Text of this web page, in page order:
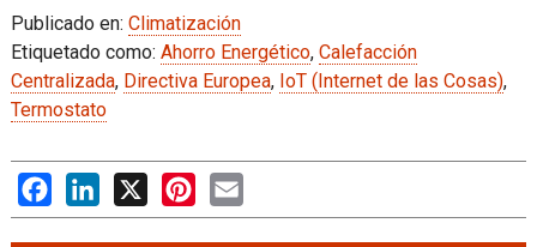
Publicado en: Climatización
Etiquetado como: Ahorro Energético, Calefacción
Centralizada, Directiva Europea, IoT (Internet de las Cosas),
Termostato
FacebookLinkedIn
X PinterestEmail